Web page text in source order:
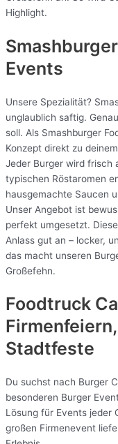
Highlight.
Events
Unsere Spezialität?
unglaublich saftig.
soll. Als Smashburger
Konzept direkt zu
Jeder Burger wird frisch
typischen Röstaromen
hausgemachte Saucen
Unser Angebot ist
perfekt umgesetzt.
Anlass gut an – locker,
das macht unseren
Großefehn.
Foodtruck
Stadtfeste
Du suchst nach Burger
besonderen Burger
Lösung für Events jeder
großen Firmenevent